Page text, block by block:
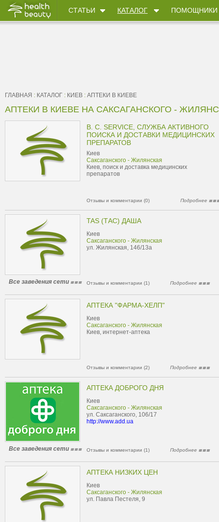
СТАТЬИ КАТАЛОГ ПОМОЩНИКИ
ГЛАВНАЯ : КАТАЛОГ : КИЕВ : АПТЕКИ В КИЕВЕ
АПТЕКИ В КИЕВЕ НА САКСАГАНСКОГО -
B. C. SERVICE, СЛУЖБА АКТИВНОГО
ПОИСКА И ДОСТАВКИ МЕДИЦИНСКИХ
ПРЕПАРАТОВ
Киев
Саксаганского - Жилянская
Киев, поиск и доставка медицинских
препаратов
Отзывы и комментарии (0) Подробнее
TAS (ТАС) ДАША
Киев
Саксаганского - Жилянская
ул. Жилянская, 146/13а
Все заведения сети Отзывы и комментарии (1) Подробнее
АПТЕКА "ФАРМА-ХЕЛП"
Киев
Саксаганского - Жилянская
Киев, интернет-аптека
Отзывы и комментарии (2) Подробнее
АПТЕКА ДОБРОГО ДНЯ
Киев
Саксаганского - Жилянская
ул. Саксаганского, 106/17
http://www.add.ua
Все заведения сети Отзывы и комментарии (1) Подробнее
АПТЕКА НИЗКИХ ЦЕН
Киев
Саксаганского - Жилянская
ул. Павла Пестеля, 9